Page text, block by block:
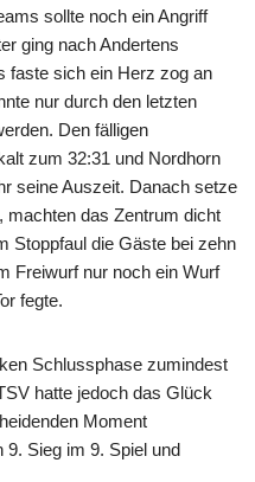
sollte noch ein Angriff
ging nach Andertens
faste sich ein Herz zog an
nur durch den letzten
Den fälligen
zum 32:31 und Nordhorn
seine Auszeit. Danach setze
machten das Zentrum dicht
Stoppfaul die Gäste bei zehn
Freiwurf nur noch ein Wurf
fegte.
Schlussphase zumindest
hatte jedoch das Glück
Moment
9. Sieg im 9. Spiel und